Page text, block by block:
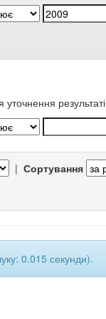
| Сортування
0.015 секунди).